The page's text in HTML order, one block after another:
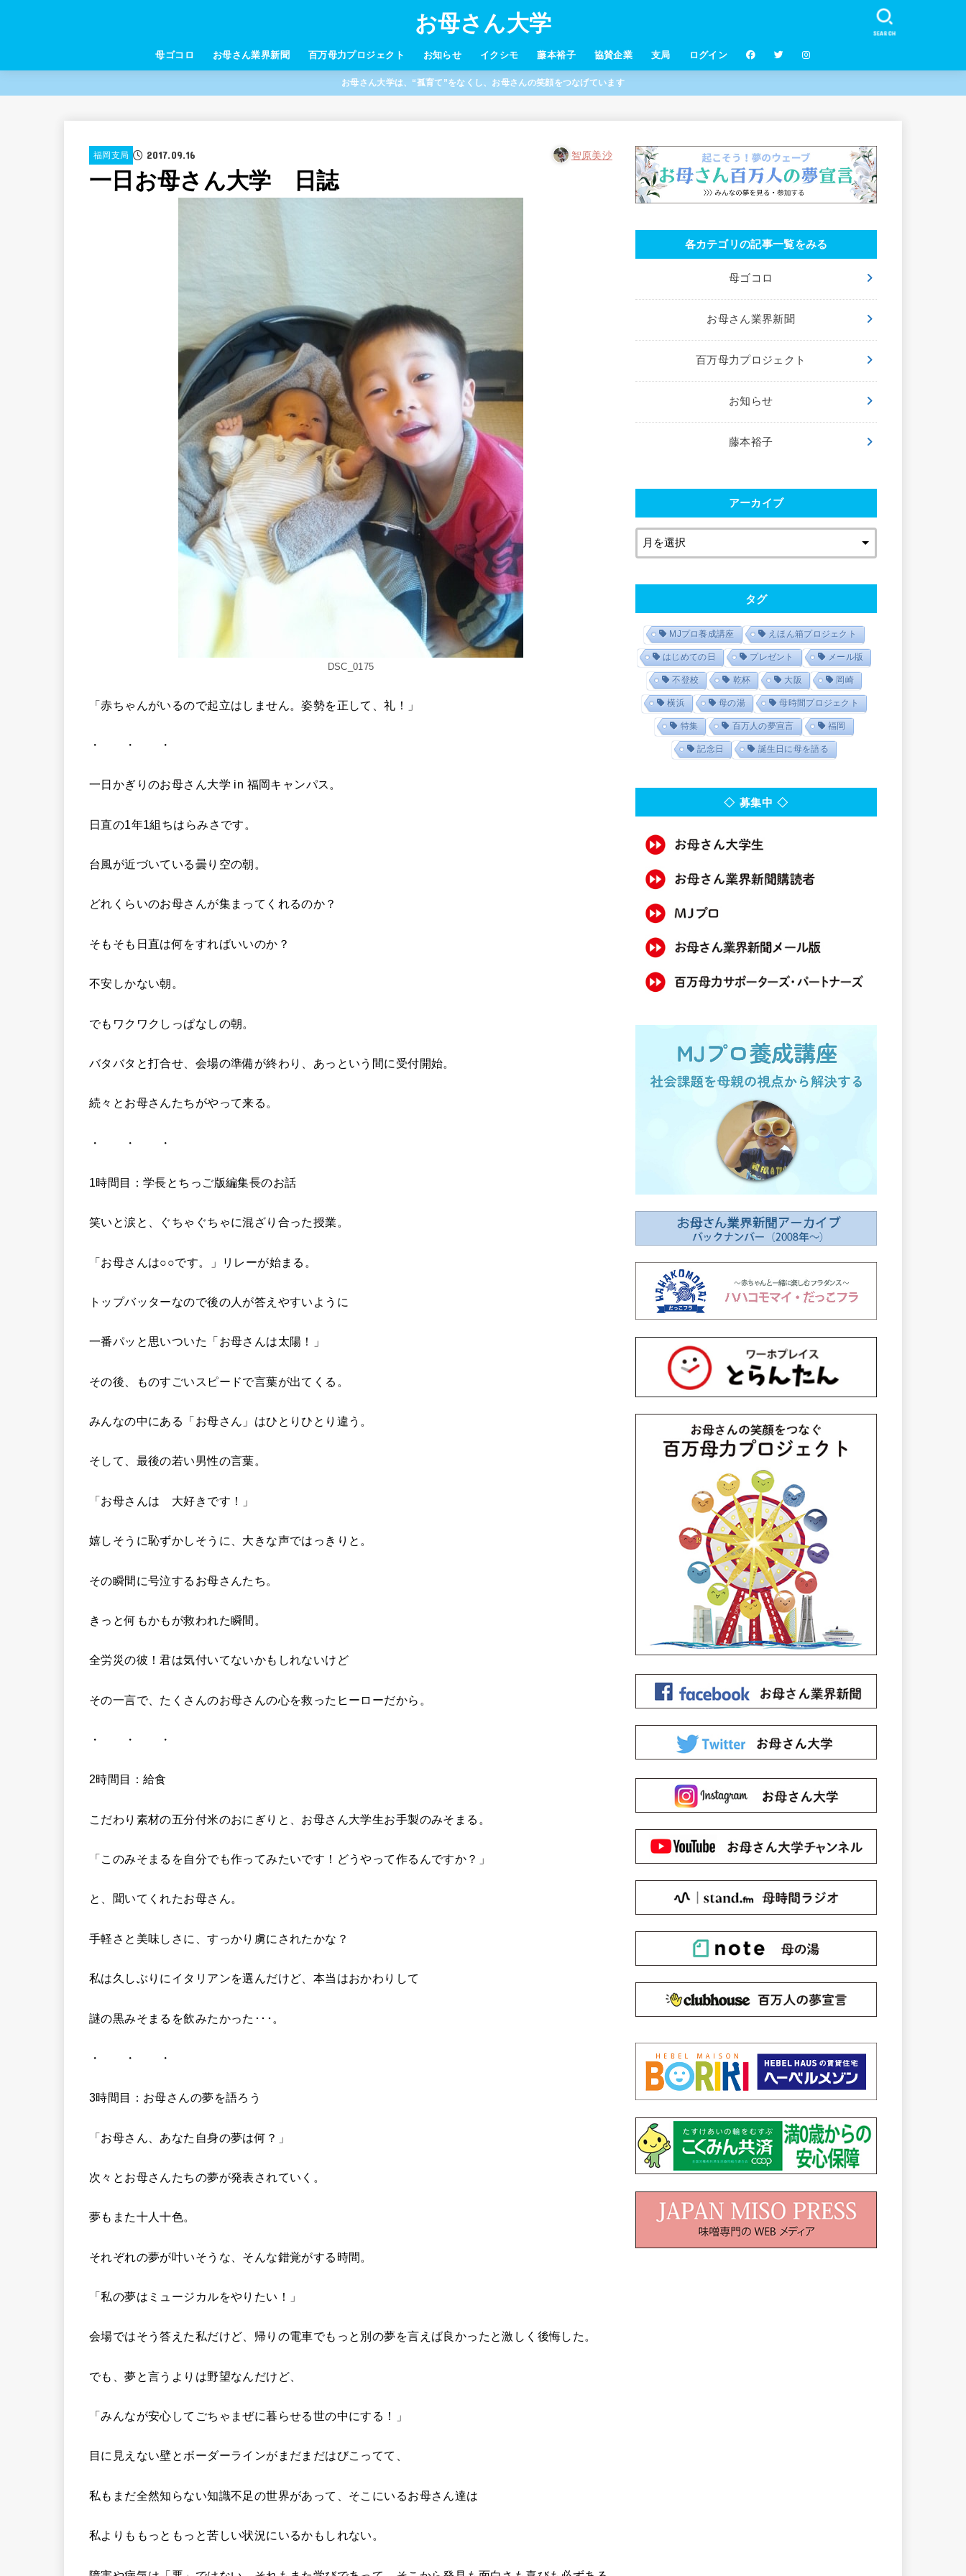
お母さん大学
母ゴコロ お母さん業界新聞 百万母力プロジェクト お知らせ イクシモ 藤本裕子 協賛企業 支局 ログイン
SEARCH
お母さん大学は、“孤育て”をなくし、お母さんの笑顔をつなげています
福岡支局 2017.09.16 智原美沙
一日お母さん大学 日誌
DSC_0175
「赤ちゃんがいるので起立はしません。姿勢を正して、礼！」
・ ・ ・
一日かぎりのお母さん大学 in 福岡キャンパス。
日直の1年1組ちはらみさです。
台風が近づいている曇り空の朝。
どれくらいのお母さんが集まってくれるのか？
そもそも日直は何をすればいいのか？
不安しかない朝。
でもワクワクしっぱなしの朝。
バタバタと打合せ、会場の準備が終わり、あっという間に受付開始。
続々とお母さんたちがやって来る。
・ ・ ・
1時間目：学長とちっご版編集長のお話
笑いと涙と、ぐちゃぐちゃに混ざり合った授業。
「お母さんは○○です。」リレーが始まる。
トップバッターなので後の人が答えやすいように
一番パッと思いついた「お母さんは太陽！」
その後、ものすごいスピードで言葉が出てくる。
みんなの中にある「お母さん」はひとりひとり違う。
そして、最後の若い男性の言葉。
「お母さんは 大好きです！」
嬉しそうに恥ずかしそうに、大きな声ではっきりと。
その瞬間に号泣するお母さんたち。
きっと何もかもが救われた瞬間。
全労災の彼！君は気付いてないかもしれないけど
その一言で、たくさんのお母さんの心を救ったヒーローだから。
・ ・ ・
2時間目：給食
こだわり素材の五分付米のおにぎりと、お母さん大学生お手製のみそまる。
「このみそまるを自分でも作ってみたいです！どうやって作るんですか？」
と、聞いてくれたお母さん。
手軽さと美味しさに、すっかり虜にされたかな？
私は久しぶりにイタリアンを選んだけど、本当はおかわりして
謎の黒みそまるを飲みたかった･･･。
・ ・ ・
3時間目：お母さんの夢を語ろう
「お母さん、あなた自身の夢は何？」
次々とお母さんたちの夢が発表されていく。
夢もまた十人十色。
それぞれの夢が叶いそうな、そんな錯覚がする時間。
「私の夢はミュージカルをやりたい！」
会場ではそう答えた私だけど、帰りの電車でもっと別の夢を言えば良かったと激しく後悔した。
でも、夢と言うよりは野望なんだけど、
「みんなが安心してごちゃまぜに暮らせる世の中にする！」
目に見えない壁とボーダーラインがまだまだはびこってて、
私もまだ全然知らない知識不足の世界があって、そこにいるお母さん達は
私よりももっともっと苦しい状況にいるかもしれない。
各カテゴリの記事一覧をみる
母ゴコロ
お母さん業界新聞
百万母力プロジェクト
お知らせ
藤本裕子
アーカイブ
タグ
MJプロ養成講座 えほん箱プロジェクト
はじめての日 プレゼント メール版
不登校 乾杯 大阪 岡崎
横浜 母の湯 母時間プロジェクト
特集 百万人の夢宣言 福岡
記念日 誕生日に母を語る
◇ 募集中 ◇